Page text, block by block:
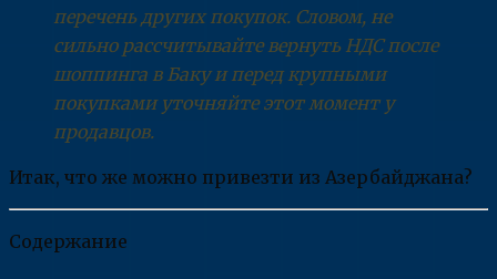
перечень других покупок. Словом, не
сильно рассчитывайте вернуть НДС после
шоппинга в Баку и перед крупными
покупками уточняйте этот момент у
продавцов.
Итак, что же можно привезти из Азербайджана?
Содержание